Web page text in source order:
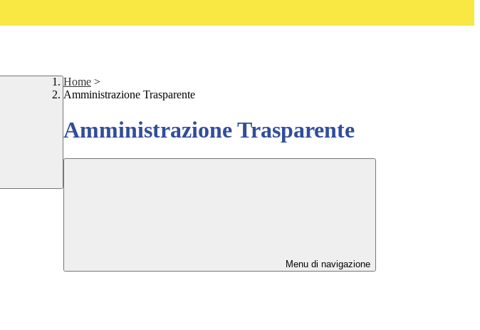
Home >
Amministrazione Trasparente
Amministrazione Trasparente
Menu di navigazione